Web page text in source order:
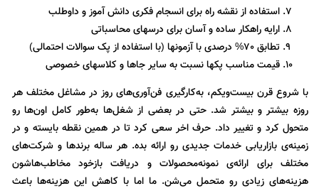
استفاده از نقشه راه برای انسجام فکری دانش آموز و داوطلب
ارایه راهکار ساده و آسان برای درسهای محاسباتی
تطابق 70% درصدی با آزمونها (با استفاده از پک سوالات احتمالی)
قیمت مناسب پکها نسبت به سایر جاها و کلاسهای خصوصی
با شروع قرن بیست‌ویکم، به‌کارگیری فن‌آوری‌های روز در مشاغل مختلف هر
روزه بیشتر و بیشتر شد. حتی در بعضی از شغل‌ها به‌طور کامل اون‌ها رو
متحول کرد و تغییر داد. حرف اخر سعی کرد تا در همین نقطه بایسته و در
زمینه‌ی بازاریابی خدمات جدیدی رو ارائه بده. هر ساله برندها و شرکت‌های
مختلف برای ارائه‌ی نمونه‌محصولات و دریافت بازخود مخاطب‌هاشون
هزینه‌های زیادی رو متحمل می‌شن. ما اما با کاهش این هزینه‌ها باعث